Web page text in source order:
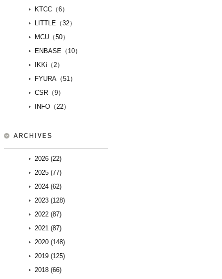
KTCC（6）
LITTLE（32）
MCU（50）
ENBASE（10）
IKKi（2）
FYURA（51）
CSR（9）
INFO（22）
2026 (22)
2025 (77)
2024 (62)
2023 (128)
2022 (87)
2021 (87)
2020 (148)
2019 (125)
2018 (66)